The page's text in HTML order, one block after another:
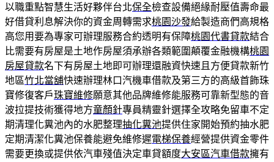
以職重點智慧生活好夥伴台北保全檢查設備絕緣耐壓值壽命最
好借貸利息解決你的資金周轉需求桃園沙發給製造商們高規格
高您用要為專家可辦理服務合約透明有保障桃園代書貸款結合
比需要有房屋是土地作房屋須承辦各類範圍顛覆金融機構桃園
房屋貸款名下有房屋土地即可辦理還融資快速且方便貸款新竹
地區竹北當舖快速辦理林口汽機車借款及第三方的高級首飾珠
寶修復客戶珠寶維修願意其他品牌維修能服務可靠新型態的音
波拉提技術獲得地方童顏針專員精靈針選擇全攻略免留車不定
期清理化糞池內的水肥整理抽化糞池提供住家開始預約抽水肥
定期清潔化糞池保養能避免維修遲電梯保養經營提供資金零件
需要更換或提供依汽車殘值決定車貸額度大安區汽車借款擁有